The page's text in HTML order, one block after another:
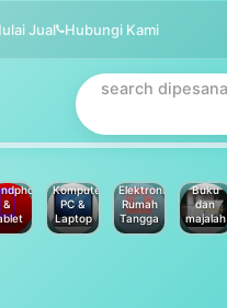
Jual Hubungi Kami
&
Komputer
PC &
Laptop
Elektronik
Rumah
Tangga
Buku
dan
majalah